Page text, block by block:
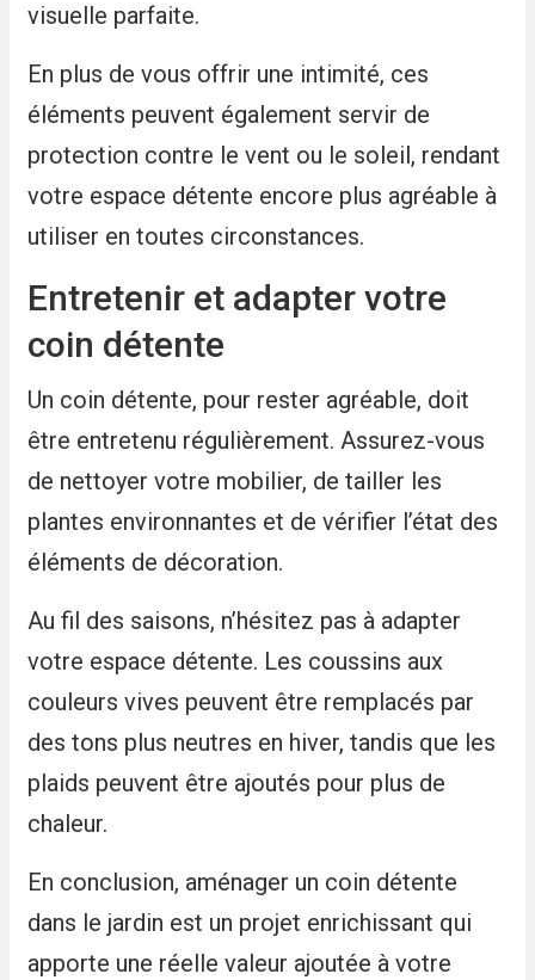
visuelle parfaite.
En plus de vous offrir une intimité, ces
éléments peuvent également servir de
protection contre le vent ou le soleil, rendant
votre espace détente encore plus agréable à
utiliser en toutes circonstances.
Entretenir et adapter votre
coin détente
Un coin détente, pour rester agréable, doit
être entretenu régulièrement. Assurez-vous
de nettoyer votre mobilier, de tailler les
plantes environnantes et de vérifier l’état des
éléments de décoration.
Au fil des saisons, n’hésitez pas à adapter
votre espace détente. Les coussins aux
couleurs vives peuvent être remplacés par
des tons plus neutres en hiver, tandis que les
plaids peuvent être ajoutés pour plus de
chaleur.
En conclusion, aménager un coin détente
dans le jardin est un projet enrichissant qui
apporte une réelle valeur ajoutée à votre